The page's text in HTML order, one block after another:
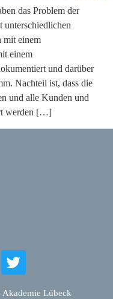
das Problem der
unterschiedlichen
mit einem
einem
und darüber
Nachteil ist, dass die
und alle Kunden und
werden […]
Lübeck